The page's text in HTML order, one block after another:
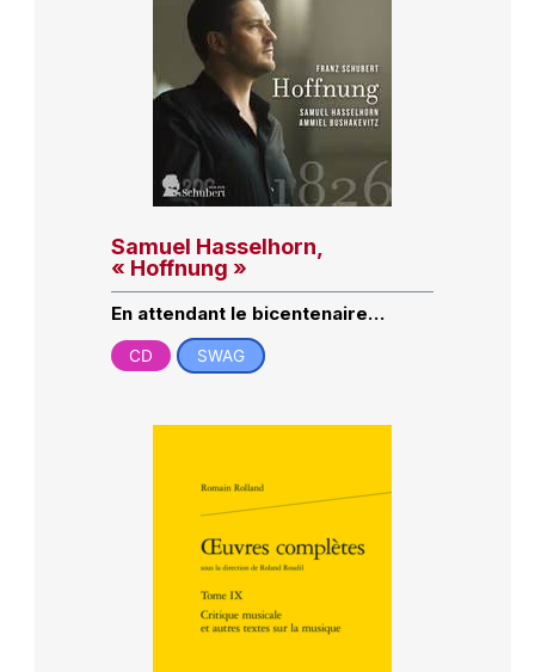
Samuel Hasselhorn,
« Hoffnung »
En attendant le bicentenaire…
CD SWAG